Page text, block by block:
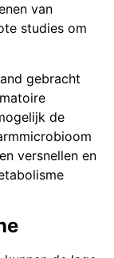
van
studies om
gebracht
de
versnellen en